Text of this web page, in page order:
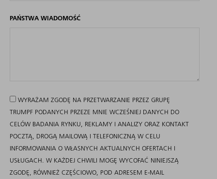
PAŃSTWA WIADOMOŚĆ
WYRAŻAM ZGODĘ NA PRZETWARZANIE PRZEZ GRUPĘ
TRUMPF PODANYCH PRZEZE MNIE WCZEŚNIEJ DANYCH DO
CELÓW BADANIA RYNKU, REKLAMY I ANALIZY ORAZ KONTAKT
POCZTĄ, DROGĄ MAILOWĄ I TELEFONICZNĄ W CELU
INFORMOWANIA O WŁASNYCH AKTUALNYCH OFERTACH I
USŁUGACH. W KAŻDEJ CHWILI MOGĘ WYCOFAĆ NINIEJSZĄ
ZGODĘ, RÓWNIEŻ CZĘŚCIOWO, POD ADRESEM E-MAIL